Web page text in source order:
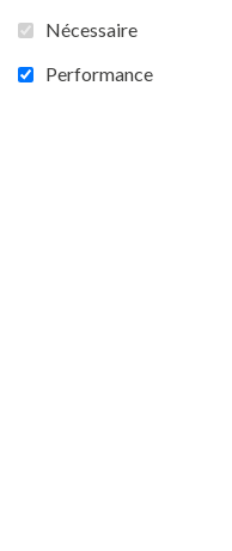
Nécessaire
Performance